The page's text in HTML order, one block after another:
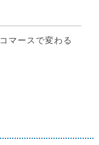
マースで変わる